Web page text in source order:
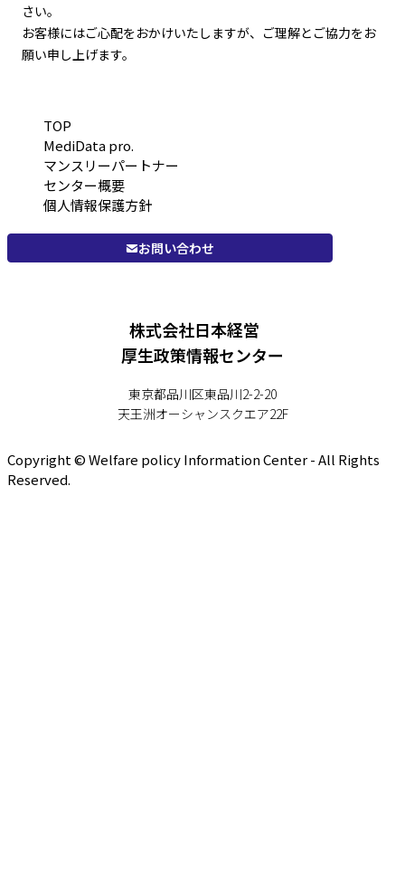
さい。
お客様にはご心配をおかけいたしますが、ご理解とご協力をお
願い申し上げます。
TOP
MediData pro.
マンスリーパートナー
センター概要
個人情報保護方針
お問い合わせ
株式会社日本経営
厚生政策情報センター
東京都品川区東品川2-2-20
天王洲オーシャンスクエア22F
Copyright © Welfare policy Information Center - All Rights
Reserved.